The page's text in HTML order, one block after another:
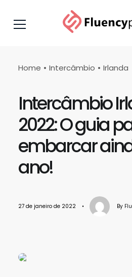
Home Intercâmbio Irlanda
Intercâmbio
2022: O guia
embarcar
ano!
27 de janeiro de 2022 • By